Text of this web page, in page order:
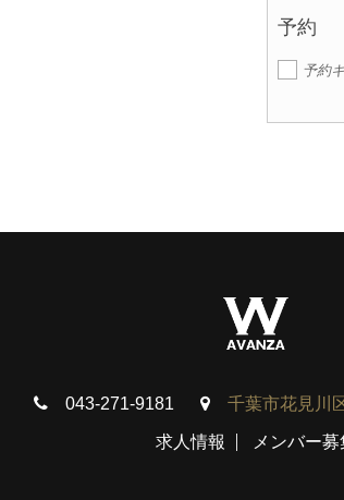
予約
予約
043-271-9181 千葉市花見川
求人情報 メンバー募